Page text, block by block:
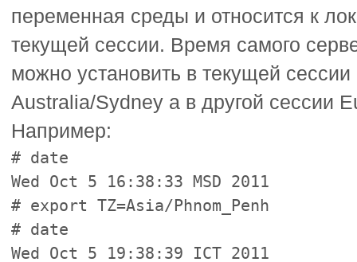
переменная среды и относится к
текущей сессии. Время самого
можно установить в текущей
Australia/Sydney а в другой сессии
Например:
# date
Wed Oct 5 16:38:33 MSD 2011
# export TZ=Asia/Phnom_Penh
# date
Wed Oct 5 19:38:39 ICT 2011